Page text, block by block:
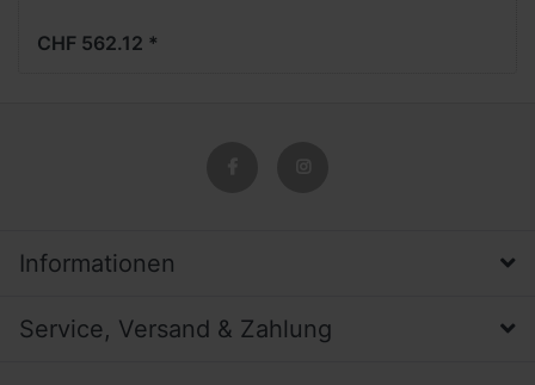
CHF 562.12 *
Informationen
Service, Versand & Zahlung